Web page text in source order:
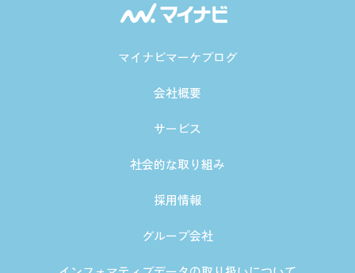
マイナビマーケブログ
会社概要
サービス
社会的な取り組み
採用情報
グループ会社